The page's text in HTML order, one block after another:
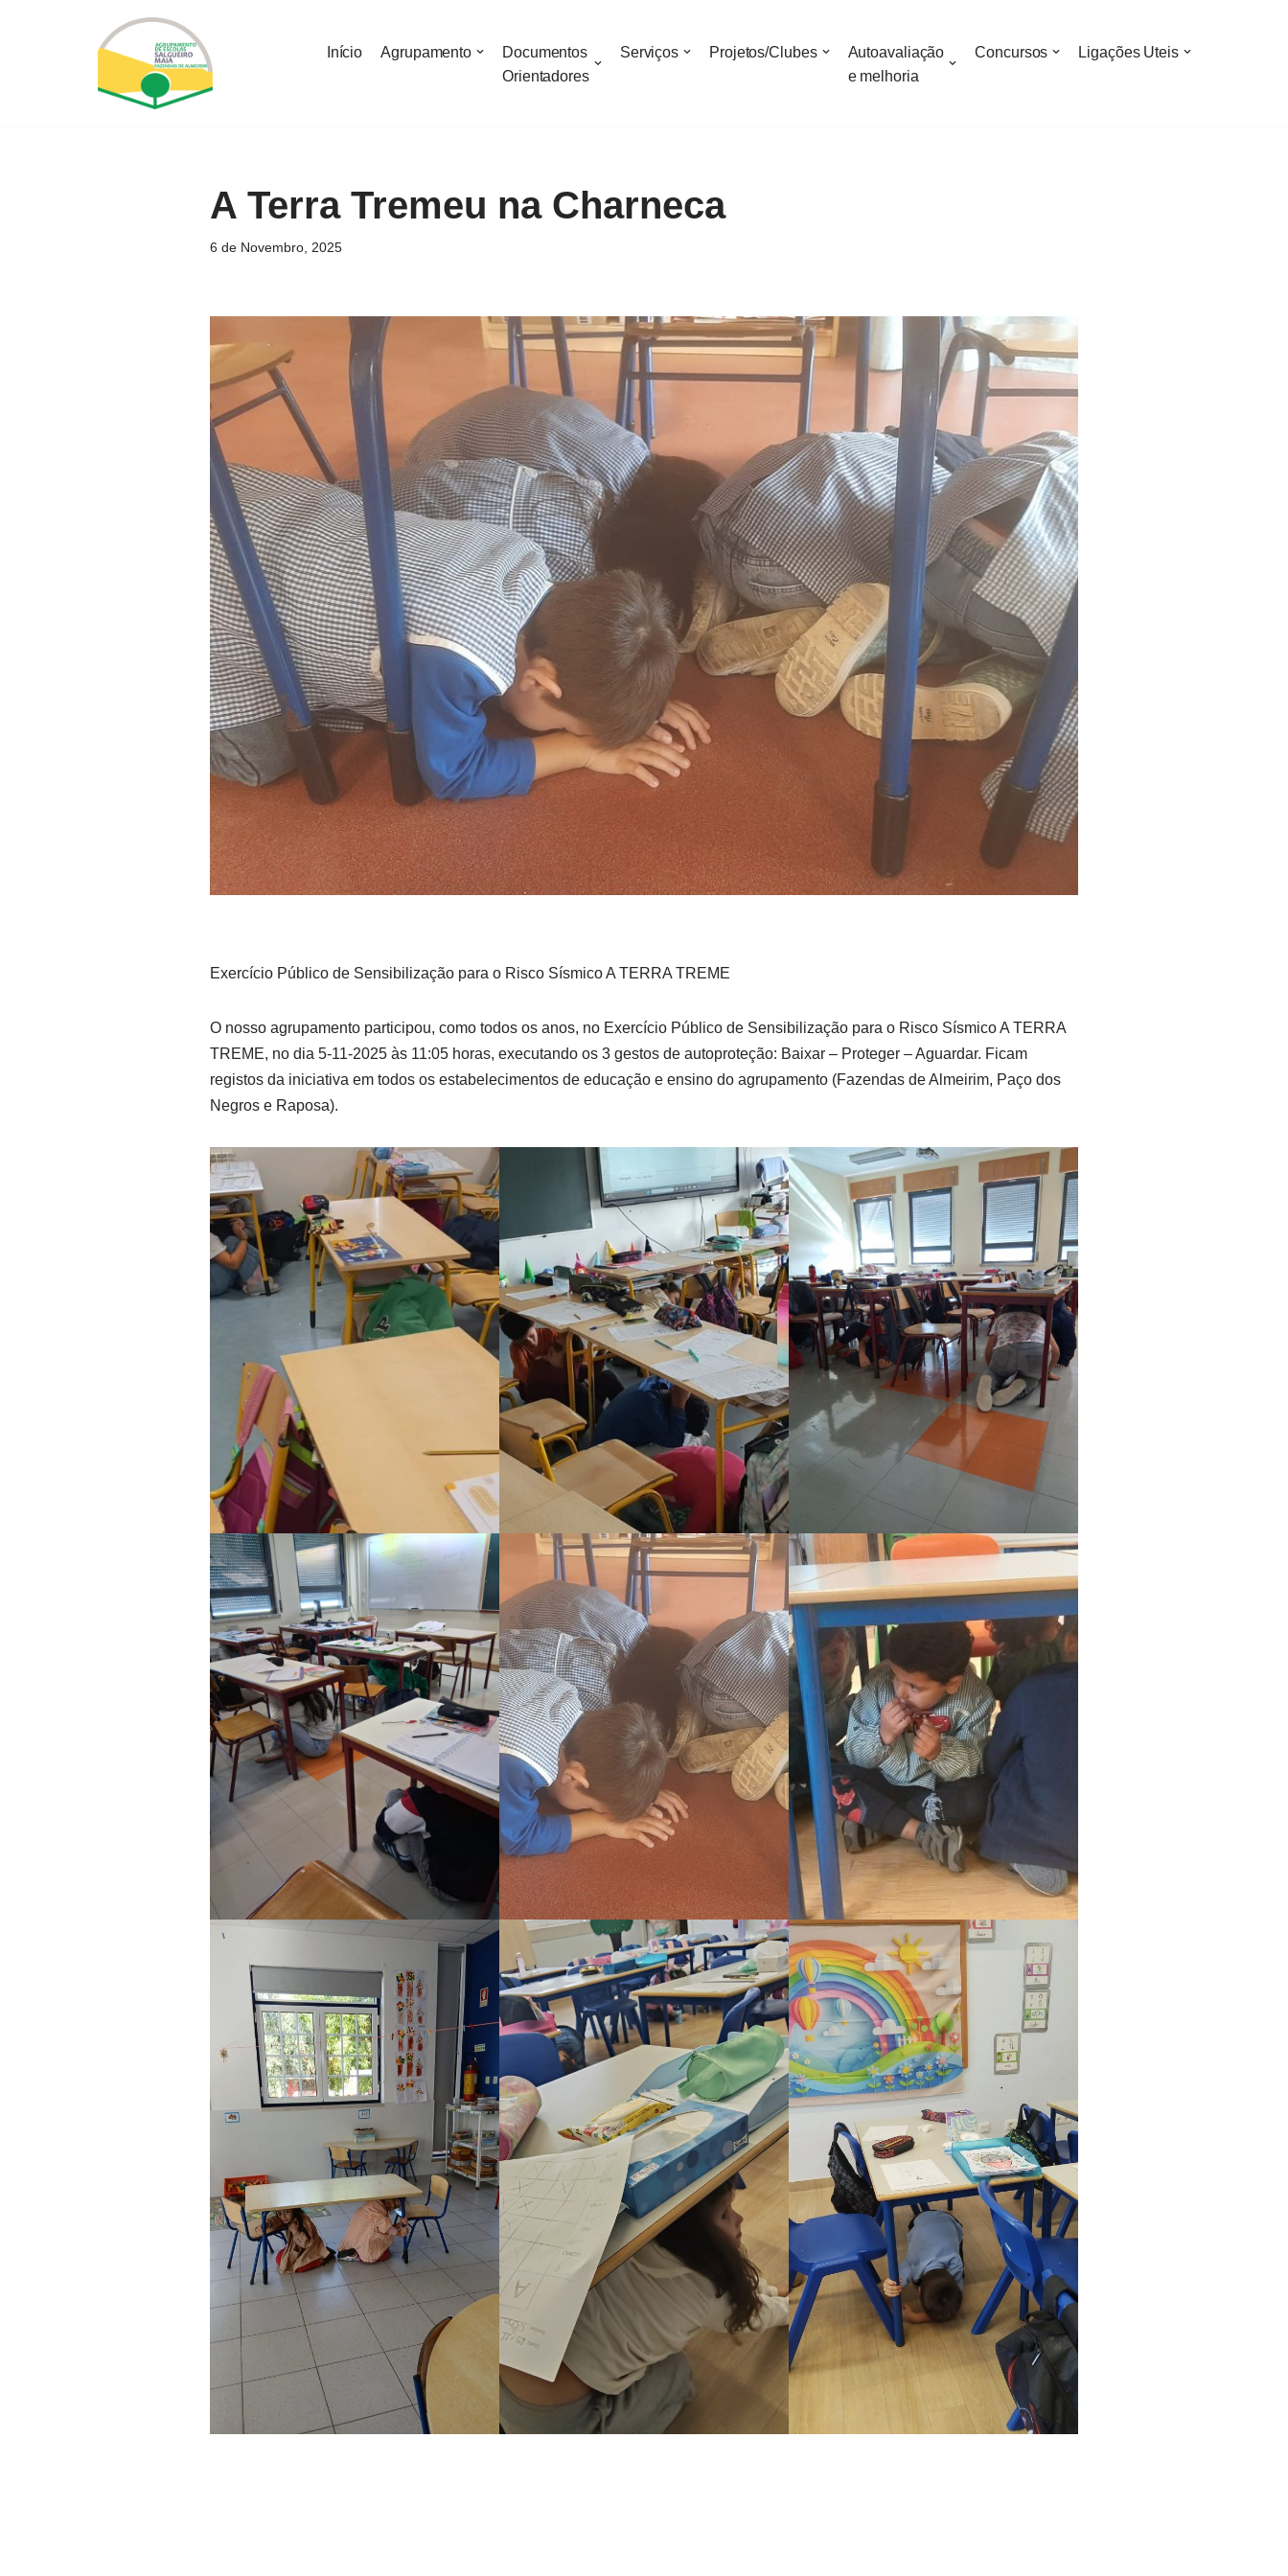
Início Agrupamento
Documentos
Orientadores
Serviços Projetos/Clubes
Autoavaliação
e melhoria
Concursos Ligações Uteis
A Terra Tremeu na Charneca
6 de Novembro, 2025
Exercício Público de Sensibilização para o Risco Sísmico A TERRA TREME
O nosso agrupamento participou, como todos os anos, no Exercício Público de Sensibilização para o Risco Sísmico A TERRA
TREME, no dia 5-11-2025 às 11:05 horas, executando os 3 gestos de autoproteção: Baixar – Proteger – Aguardar. Ficam
registos da iniciativa em todos os estabelecimentos de educação e ensino do agrupamento (Fazendas de Almeirim, Paço dos
Negros e Raposa).